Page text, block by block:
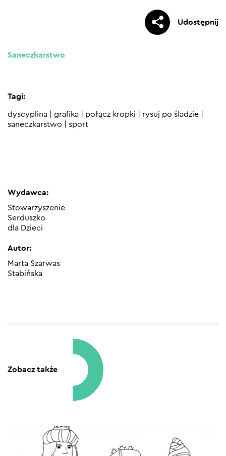
Udostępnij
Saneczkarstwo
Tagi:
dyscyplina grafika połącz kropki rysuj po śladzie
saneczkarstwo
sport
Wydawca:
Stowarzyszenie
Serduszko
dla Dzieci
Autor:
Marta Szarwas
Stabińska
Zobacz także